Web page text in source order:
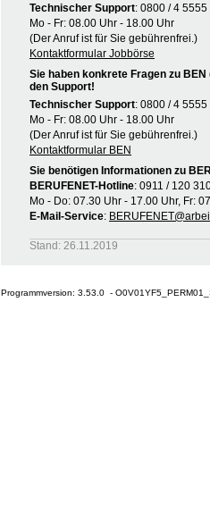
Technischer Support: 0800 / 4 5555
Mo - Fr: 08.00 Uhr - 18.00 Uhr
(Der Anruf ist für Sie gebührenfrei.)
Kontaktformular Jobbörse
Sie haben konkrete Fragen zu
den Support!
Technischer Support: 0800 / 4 5555
Mo - Fr: 08.00 Uhr - 18.00 Uhr
(Der Anruf ist für Sie gebührenfrei.)
Kontaktformular BEN
Sie benötigen Informationen zu
BERUFENET-Hotline: 0911 / 120
Mo - Do: 07.30 Uhr - 17.00 Uhr, Fr:
E-Mail-Service:
Stand: 26.11.2019
Programmversion: 3.53.0 -